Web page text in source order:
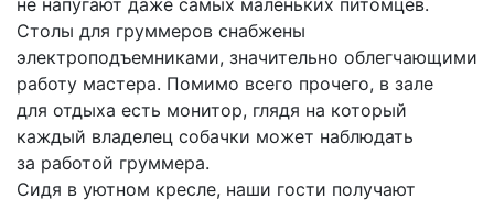
не напугают даже самых маленьких питомцев.
Столы для груммеров снабжены
электроподъемниками, значительно облегчающими
работу мастера. Помимо всего прочего, в зале
для отдыха есть монитор, глядя на который
каждый владелец собачки может наблюдать
за работой груммера.
Сидя в уютном кресле, наши гости получают